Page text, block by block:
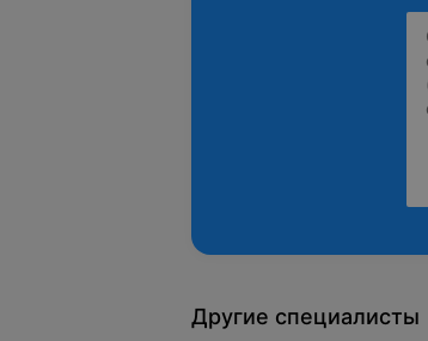
Другие специалисты